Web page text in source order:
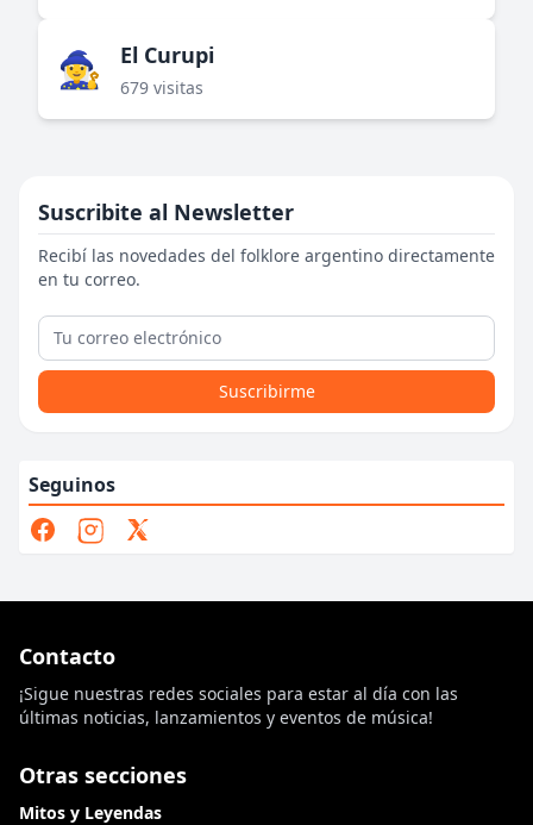
🧙‍♀️ El Curupi
679 visitas
Suscribite al Newsletter
Recibí las novedades del folklore argentino directamente
en tu correo.
Suscribirme
Seguinos
Contacto
¡Sigue nuestras redes sociales para estar al día con las
últimas noticias, lanzamientos y eventos de música!
Otras secciones
Mitos y Leyendas